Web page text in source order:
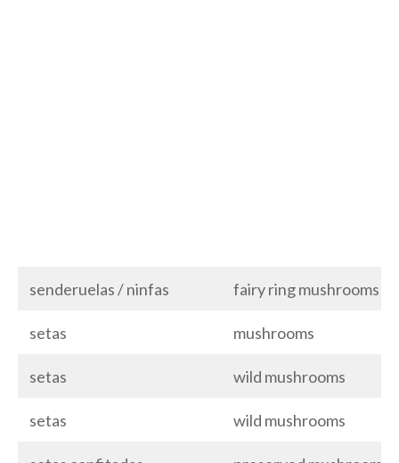
senderuelas / ninfas fairy ring mushrooms
setas mushrooms
setas wild mushrooms
setas wild mushrooms